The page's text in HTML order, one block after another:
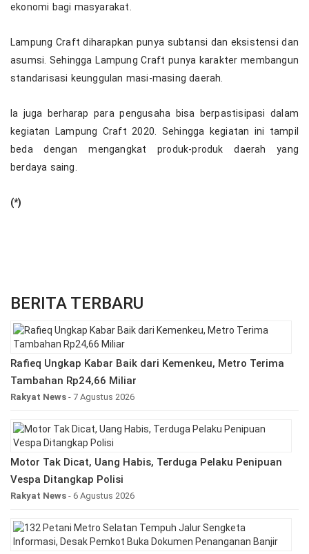
ekonomi bagi masyarakat.
Lampung Craft diharapkan punya subtansi dan eksistensi dan
asumsi. Sehingga Lampung Craft punya karakter membangun
standarisasi keunggulan masi-masing daerah.
Ia juga berharap para pengusaha bisa berpastisipasi dalam
kegiatan Lampung Craft 2020. Sehingga kegiatan ini tampil
beda dengan mengangkat produk-produk daerah yang
berdaya saing.
(*)
BERITA TERBARU
Rafieq Ungkap Kabar Baik dari Kemenkeu, Metro Terima
Tambahan Rp24,66 Miliar
Rakyat News - 7 Agustus 2026
Motor Tak Dicat, Uang Habis, Terduga Pelaku Penipuan
Vespa Ditangkap Polisi
Rakyat News - 6 Agustus 2026